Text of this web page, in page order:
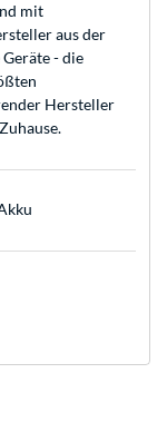
mit
aus der
- die
Hersteller